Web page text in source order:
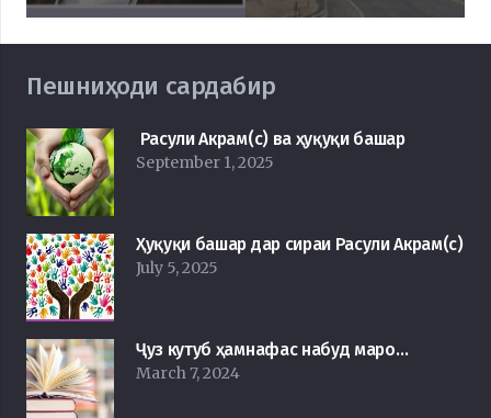
Пешниҳоди сардабир
Расули Акрам(с) ва ҳуқуқи башар
September 1, 2025
Ҳуқуқи башар дар сираи Расули Акрам(с)
July 5, 2025
Ҷуз кутуб ҳамнафас набуд маро…
March 7, 2024